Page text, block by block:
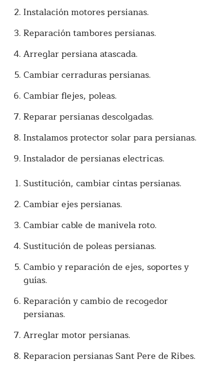
Instalación motores persianas.
Reparación tambores persianas.
Arreglar persiana atascada.
Cambiar cerraduras persianas.
Cambiar flejes, poleas.
Reparar persianas descolgadas.
Instalamos protector solar para persianas.
Instalador de persianas electricas.
Sustitución, cambiar cintas persianas.
Cambiar ejes persianas.
Cambiar cable de manivela roto.
Sustitución de poleas persianas.
Cambio y reparación de ejes, soportes y
guías.
Reparación y cambio de recogedor
persianas.
Arreglar motor persianas.
Reparacion persianas Sant Pere de Ribes.